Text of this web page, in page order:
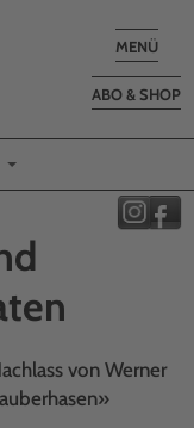
Toggle
MENÜ
ABO & SHOP
von Werner